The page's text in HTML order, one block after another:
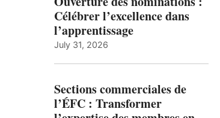
Célébrer l’excellence dans
l’apprentissage
July 31, 2026
Sections commerciales de
l’ÉFC : Transformer